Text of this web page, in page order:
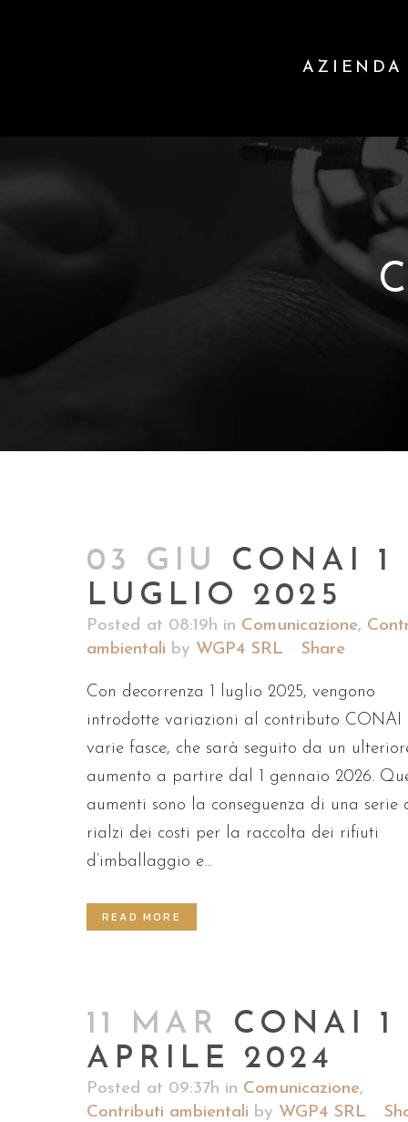
AZIENDA
03 GIU
CONAI 1
LUGLIO 2025
Posted at 08:19h in Comunicazione,
ambientali by WGP4 SRL Share
Con decorrenza 1 luglio 2025, vengono
introdotte variazioni al contributo CONAI
varie fasce, che sarà seguito da un
aumento a partire dal 1 gennaio 2026.
aumenti sono la conseguenza di una serie
rialzi dei costi per la raccolta dei rifiuti
d’imballaggio e...
READ MORE
11 MAR
CONAI 1
APRILE 2024
Posted at 09:37h in Comunicazione,
Contributi ambientali by WGP4 SRL